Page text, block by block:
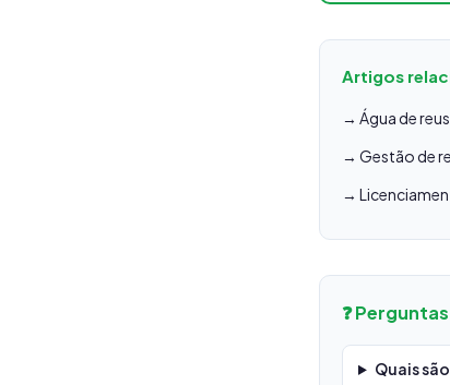
Artigos
→ Água de
→ Gestão de
→
❓
Quais